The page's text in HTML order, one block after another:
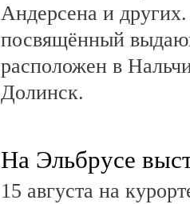
Андерсена и
посвящённый
расположен в
Долинск.
На Эльбрусе
15 августа на